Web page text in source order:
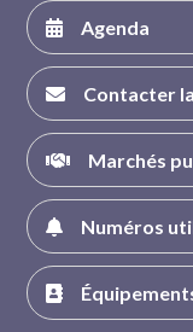
Agenda
Contacter
Marchés
Numéros